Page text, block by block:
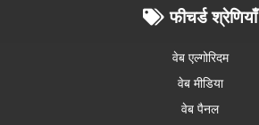
फीचर्ड श्रेणियाँ
वेब एल्गोरिदम
वेब मीडिया
वेब पैनल